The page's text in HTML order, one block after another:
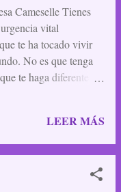
Cameselle Tienes
vital
te ha tocado vivir
No es que tenga
te haga diferente de
destino. Era distinto
en que vagabas por
tu reloj en la mano
“no llego, no llego, no
LEER MÁS